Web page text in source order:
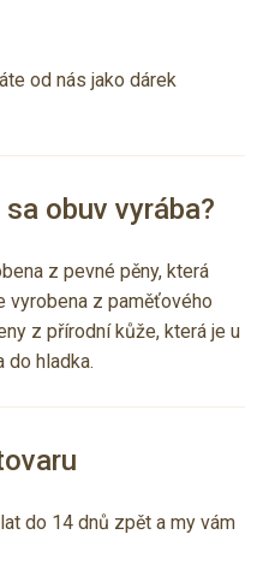
od nás jako dárek
obuv vyrába?
z pevné pěny, která
vyrobena z paměťového
z přírodní kůže, která je u
do hladka.
do 14 dnů zpět a my vám